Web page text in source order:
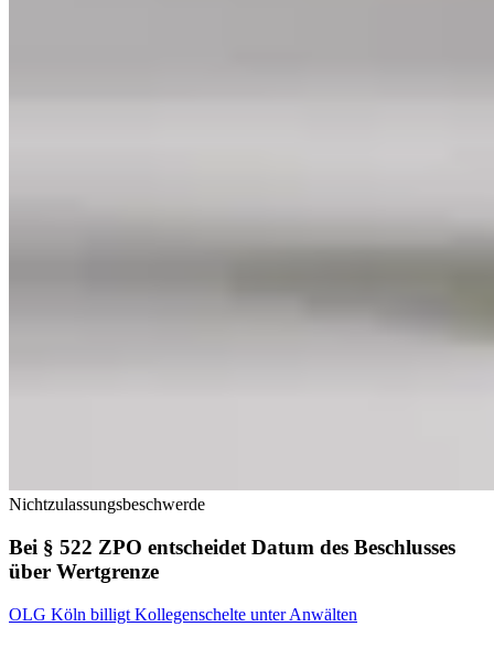
Nichtzulassungsbeschwerde
Bei § 522 ZPO entscheidet Datum des Beschlusses
über Wertgrenze
OLG Köln billigt Kollegenschelte unter Anwälten